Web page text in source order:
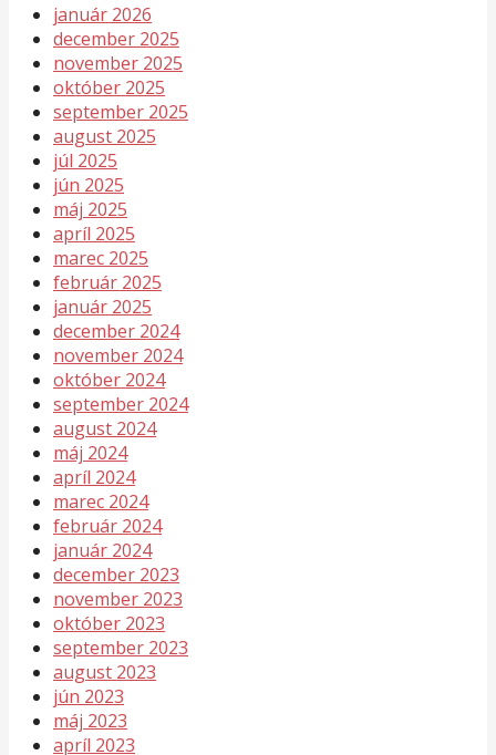
január 2026
december 2025
november 2025
október 2025
september 2025
august 2025
júl 2025
jún 2025
máj 2025
apríl 2025
marec 2025
február 2025
január 2025
december 2024
november 2024
október 2024
september 2024
august 2024
máj 2024
apríl 2024
marec 2024
február 2024
január 2024
december 2023
november 2023
október 2023
september 2023
august 2023
jún 2023
máj 2023
apríl 2023